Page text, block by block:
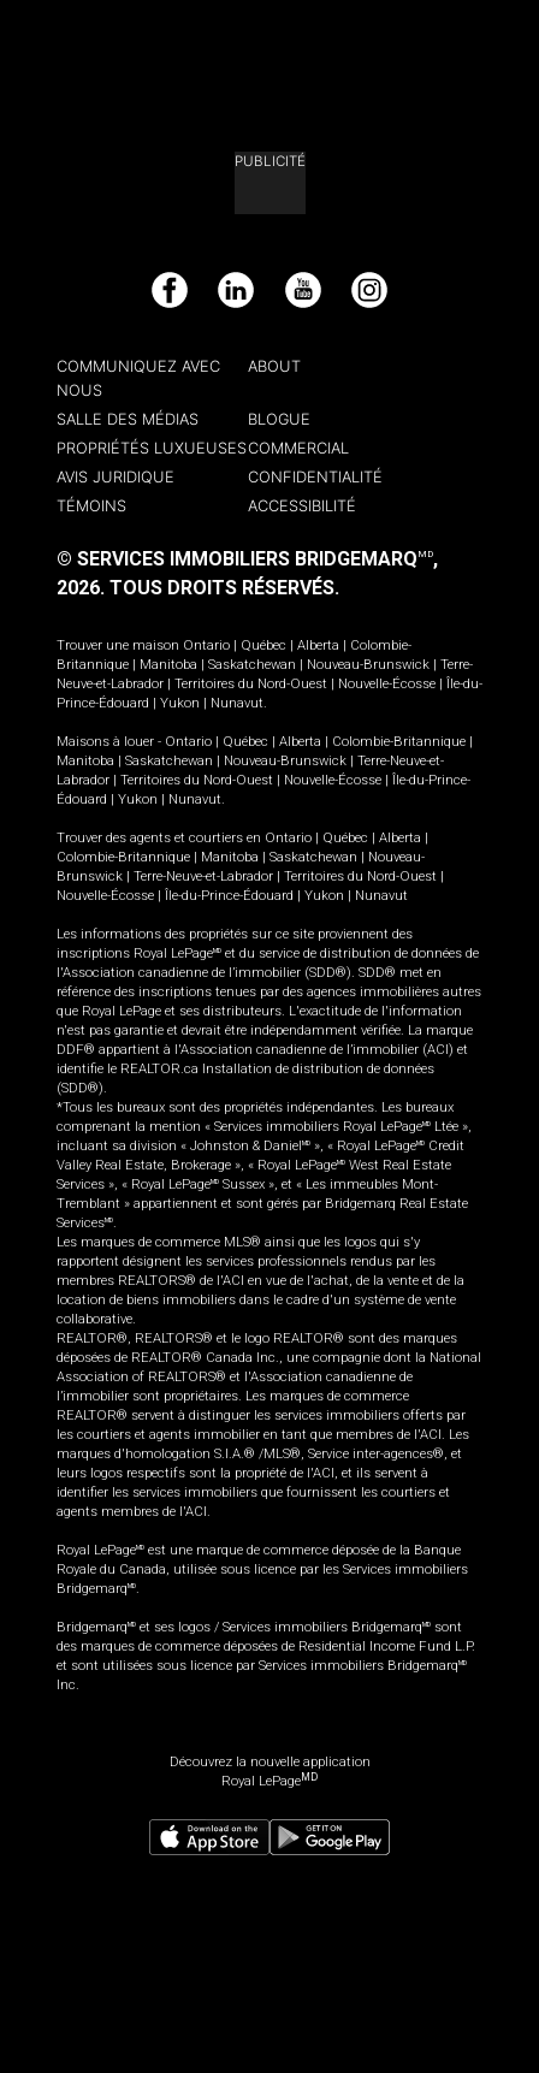
PUBLICITÉ
Facebook LinkedIn YouTube Instagram
COMMUNIQUEZ AVEC
NOUS
ABOUT
SALLE DES MÉDIAS
BLOGUE
PROPRIÉTÉS LUXUEUSESCOMMERCIAL
AVIS JURIDIQUE
CONFIDENTIALITÉ
TÉMOINS
ACCESSIBILITÉ
© SERVICES IMMOBILIERS BRIDGEMARQ MD,
2026. TOUS DROITS RÉSERVÉS.
Trouver une maison Ontario Québec Alberta
Colombie-
Britannique
Manitoba Saskatchewan Nouveau-Brunswick
Terre-
Neuve-et-Labrador
Territoires du Nord-Ouest Nouvelle-Écosse
Île-du-
Prince-Édouard
Yukon Nunavut.
Maisons à louer - Ontario Québec Alberta Colombie-Britannique
Manitoba
Saskatchewan Nouveau-Brunswick
Terre-Neuve-et-
Labrador
Territoires du Nord-Ouest Nouvelle-Écosse
Île-du-Prince-
Édouard
Yukon Nunavut.
Trouver des agents et courtiers en Ontario Québec Alberta
Colombie-Britannique
Manitoba Saskatchewan
Nouveau-
Brunswick
Terre-Neuve-et-Labrador Territoires du Nord-Ouest
Nouvelle-Écosse
Île-du-Prince-Édouard Yukon Nunavut
Les informations des propriétés sur ce site proviennent des
inscriptions Royal LePageMD et du service de distribution de données de
l'Association canadienne de l’immobilier (SDD®). SDD® met en
référence des inscriptions tenues par des agences immobilières autres
que Royal LePage et ses distributeurs. L'exactitude de l'information
n'est pas garantie et devrait être indépendamment vérifiée. La marque
DDF® appartient à l'Association canadienne de l’immobilier (ACI) et
identifie le REALTOR.ca Installation de distribution de données
(SDD®).
*Tous les bureaux sont des propriétés indépendantes. Les bureaux
comprenant la mention « Services immobiliers Royal LePageMD
Ltée »,
incluant sa division « Johnston & Daniel MD », « Royal LePageMD
Credit
Valley Real Estate, Brokerage », « Royal LePageMD West Real Estate
Services », « Royal LePageMD Sussex », et « Les immeubles Mont-
Tremblant » appartiennent et sont gérés par Bridgemarq Real Estate
ServicesMD.
Les marques de commerce MLS® ainsi que les logos qui s'y
rapportent désignent les services professionnels rendus par les
membres REALTORS® de l'ACI en vue de l'achat, de la vente et de la
location de biens immobiliers dans le cadre d'un système de vente
collaborative.
REALTOR®, REALTORS® et le logo REALTOR® sont des marques
déposées de REALTOR® Canada Inc., une compagnie dont la National
Association of REALTORS® et l'Association canadienne de
l’immobilier sont propriétaires. Les marques de commerce
REALTOR® servent à distinguer les services immobiliers offerts par
les courtiers et agents immobilier en tant que membres de l'ACI. Les
marques d'homologation S.I.A.® /MLS®, Service inter-agences®, et
leurs logos respectifs sont la propriété de l'ACI, et ils servent à
identifier les services immobiliers que fournissent les courtiers et
agents membres de l'ACI.
Royal LePageMD est une marque de commerce déposée de la Banque
Royale du Canada, utilisée sous licence par les Services immobiliers
BridgemarqMD.
BridgemarqMD et ses logos / Services immobiliers BridgemarqMD
sont
des marques de commerce déposées de Residential Income Fund L.P.
et sont utilisées sous licence par Services immobiliers BridgemarqMD
Inc.
Découvrez la nouvelle application
Royal LePageMD